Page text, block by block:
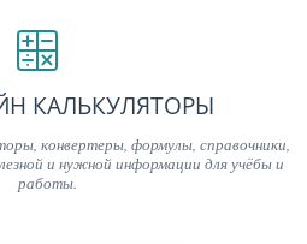
КАЛЬКУЛЯТОРЫ
конвертеры, формулы, справочники,
и нужной информации для учёбы и
работы.